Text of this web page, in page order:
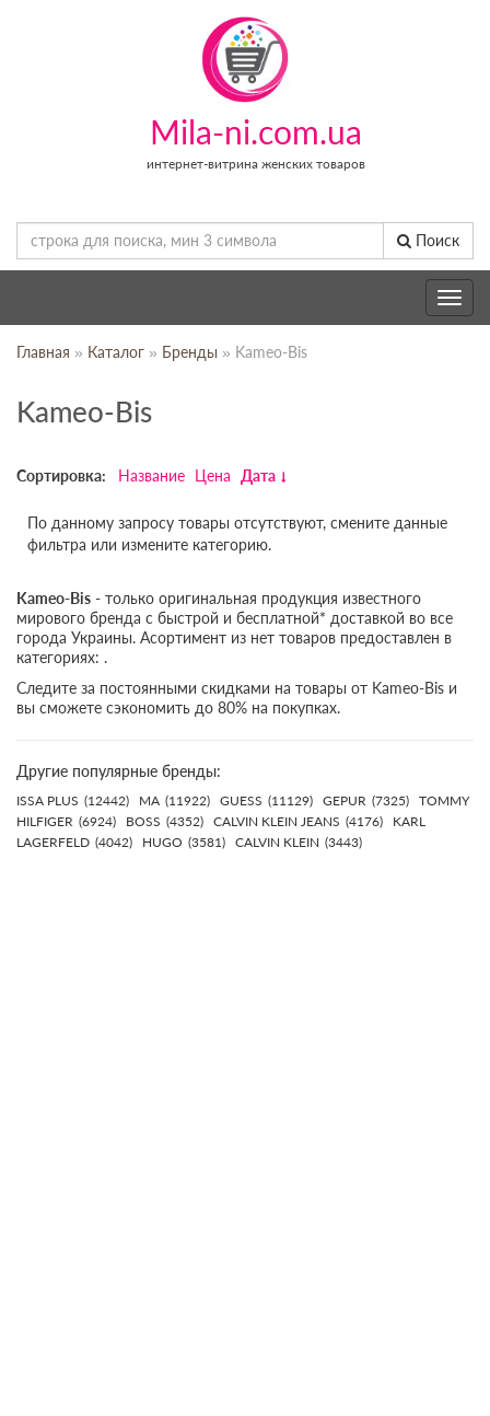
Mila-ni.com.ua
интернет-витрина женских товаров
Поиск
Toggle
Главная » Каталог » Бренды » Kameo-Bis
Kameo-Bis
Сортировка: Название Цена Дата
По данному запросу товары отсутствуют, смените данные
фильтра или измените категорию.
Kameo-Bis - только оригинальная продукция известного
мирового бренда с быстрой и бесплатной* доставкой во все
города Украины. Асортимент из нет товаров предоставлен в
категориях: .
Следите за постоянными скидками на товары от Kameo-Bis и
вы сможете сэкономить до 80% на покупках.
Другие популярные бренды:
ISSA PLUS (12442) MA (11922) GUESS (11129) GEPUR (7325) TOMMY
HILFIGER (6924) BOSS (4352) CALVIN KLEIN JEANS (4176)
KARL
LAGERFELD (4042) HUGO (3581) CALVIN KLEIN (3443)